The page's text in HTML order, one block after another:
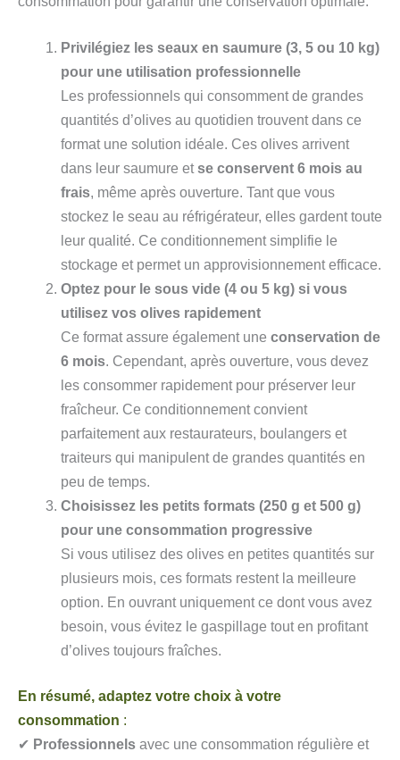
Privilégiez les seaux en saumure (3, 5 ou 10 kg)
pour une utilisation professionnelle
Les professionnels qui consomment de grandes
quantités d’olives au quotidien trouvent dans ce
format une solution idéale. Ces olives arrivent
dans leur saumure etse conservent 6 mois au
frais, même après ouverture. Tant que vous
stockez le seau au réfrigérateur, elles gardent toute
leur qualité. Ce conditionnement simplifie le
stockage et permet un approvisionnement efficace.
Optez pour le sous vide (4 ou 5 kg) si vous
utilisez vos olives rapidement
Ce format assure également une conservation de
6 mois. Cependant, après ouverture, vous devez
les consommer rapidement pour préserver leur
fraîcheur. Ce conditionnement convient
parfaitement aux restaurateurs, boulangers et
traiteurs qui manipulent de grandes quantités en
peu de temps.
Choisissez les petits formats (250 g et 500 g)
pour une consommation progressive
Si vous utilisez des olives en petites quantités sur
plusieurs mois, ces formats restent la meilleure
option. En ouvrant uniquement ce dont vous avez
besoin, vous évitez le gaspillage tout en profitant
d’olives toujours fraîches.
En résumé, adaptez votre choix à votre
consommation :
✔ Professionnels avec une consommation régulière et